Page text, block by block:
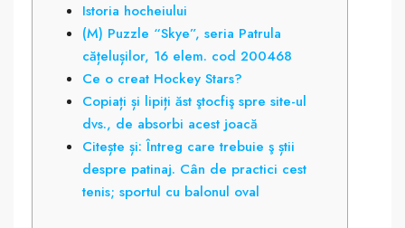
Istoria hocheiului
(M) Puzzle “Skye”, seria Patrula
cățelușilor, 16 elem. cod 200468
Ce o creat Hockey Stars?
Copiați și lipiți ăst ştocfiş spre site-ul
dvs., de absorbi acest joacă
Citește și: Întreg care trebuie ş știi
despre patinaj. Cân de practici cest
tenis; sportul cu balonul oval